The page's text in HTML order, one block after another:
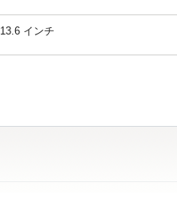
13.6 インチ